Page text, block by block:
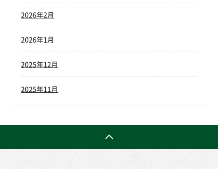
2026年2月
2026年1月
2025年12月
2025年11月